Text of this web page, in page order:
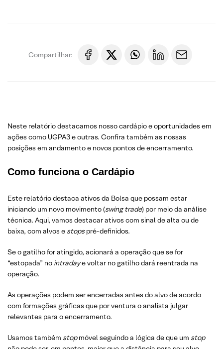
Compartilhar:
Neste relatório destacamos nosso cardápio e oportunidades em
ações como UGPA3 e outras. Confira também as nossas
posições em andamento e novos pontos de encerramento.
Como funciona o Cardápio
Este relatório destaca ativos da Bolsa que possam estar
iniciando um novo movimento (swing trade) por meio da análise
técnica. Aqui, vamos destacar ativos com sinal de alta ou de
baixa, com alvos e stopspré-definidos.
Se o gatilho for atingido, acionará a operação que se for
“estopada” no intradaye voltar no gatilho dará reentrada na
operação.
As operações podem ser encerradas antes do alvo de acordo
com formações gráficas que por ventura o analista julgar
relevantes para o encerramento.
Usamos também stopmóvel seguindo a lógica de que um stop